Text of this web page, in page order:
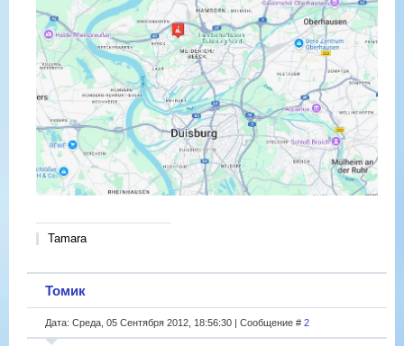
Tamara
Томик
Дата: Среда, 05 Сентября 2012, 18:56:30 | Сообщение # 2